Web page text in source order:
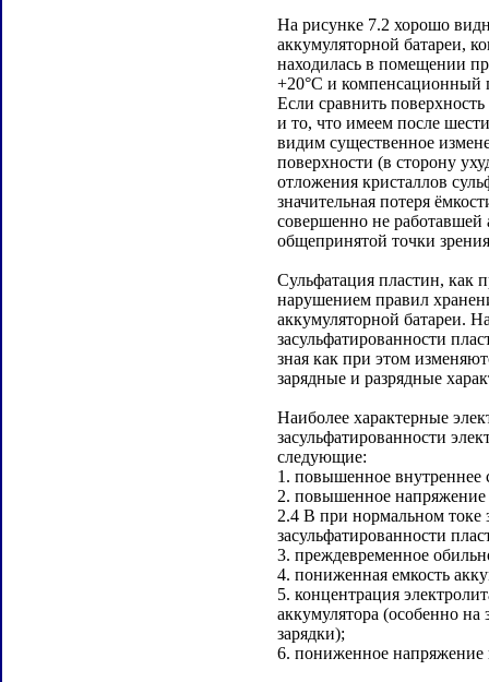
На рисунке 7.2 хорошо
аккумуляторной батареи,
находилась в помещении
+20°С и компенсационный
Если сравнить
и то, что имеем после
видим существенное
поверхности (в сторону
отложения кристаллов
значительная потеря
совершенно не работавшей
общепринятой точки
Сульфатация пластин, как
нарушением правил
аккумуляторной батареи.
засульфатированности
зная как при этом
зарядные и разрядные
Наиболее характерные
засульфатированности
следующие:
1. повышенное внутреннее
2. повышенное напряжение
2.4 В при нормальном токе
засульфатированности
3. преждевременное
4. пониженная емкость
5. концентрация
аккумулятора (особенно
зарядки);
6. пониженное напряжение